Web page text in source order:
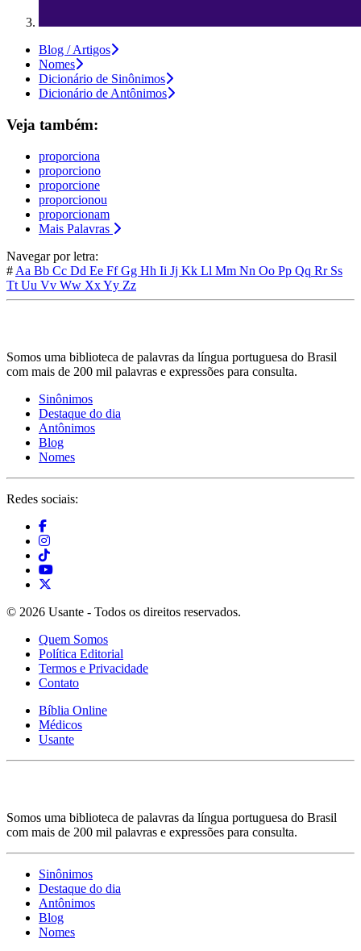
Blog / Artigos
Nomes
Dicionário de Sinônimos
Dicionário de Antônimos
Veja também:
proporciona
proporciono
proporcione
proporcionou
proporcionam
Mais Palavras
Navegar por letra:
# Aa Bb Cc Dd Ee FfGg Hh Ii Jj Kk Ll Mm Nn Oo Pp Qq Rr Ss
Tt Uu Vv Ww XxYy Zz
Somos uma biblioteca de palavras da língua portuguesa do Brasil
com mais de 200 mil palavras e expressões para consulta.
Sinônimos
Destaque do dia
Antônimos
Blog
Nomes
Redes sociais:
© 2026 Usante - Todos os direitos reservados.
Quem Somos
Política Editorial
Termos e Privacidade
Contato
Bíblia Online
Médicos
Usante
Somos uma biblioteca de palavras da língua portuguesa do Brasil
com mais de 200 mil palavras e expressões para consulta.
Sinônimos
Destaque do dia
Antônimos
Blog
Nomes